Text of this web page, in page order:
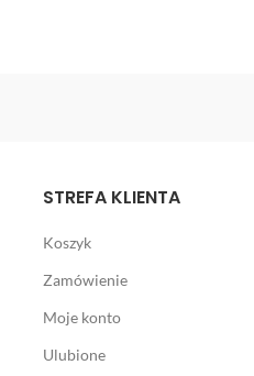
STREFA KLIENTA
Koszyk
Zamówienie
Moje konto
Ulubione